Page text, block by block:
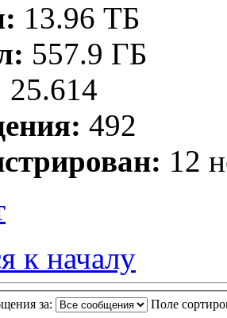
13.96 ТБ
557.9 ГБ
25.614
492
12
к началу
за: Поле